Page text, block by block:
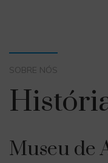
SOBRE NÓS
Museu de